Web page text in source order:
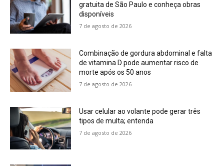
gratuita de São Paulo e conheça obras
disponíveis
7 de agosto de 2026
Combinação de gordura abdominal e falta
de vitamina D pode aumentar risco de
morte após os 50 anos
7 de agosto de 2026
Usar celular ao volante pode gerar três
tipos de multa; entenda
7 de agosto de 2026